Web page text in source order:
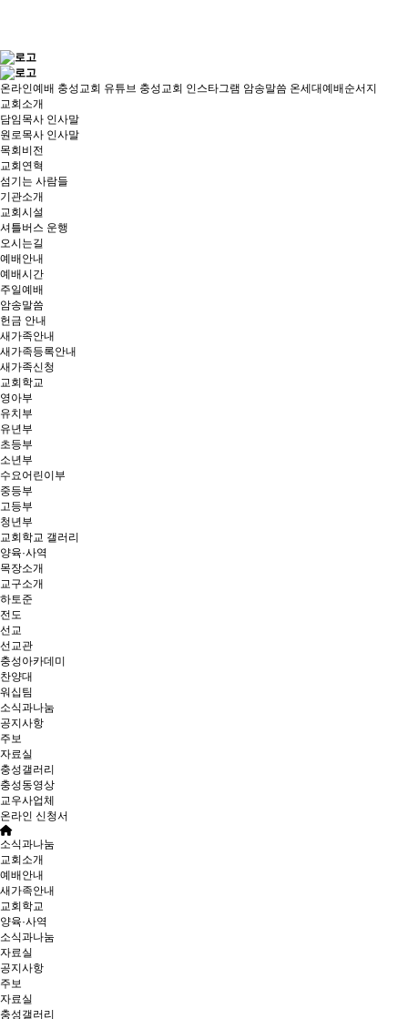
온라인예배 충성교회 유튜브 충성교회 인스타그램 암송말씀 온세대예배순서지
교회소개
담임목사 인사말
원로목사 인사말
목회비전
교회연혁
섬기는 사람들
기관소개
교회시설
셔틀버스 운행
오시는길
예배안내
예배시간
주일예배
암송말씀
헌금 안내
새가족안내
새가족등록안내
새가족신청
교회학교
영아부
유치부
유년부
초등부
소년부
수요어린이부
중등부
고등부
청년부
교회학교 갤러리
양육·사역
목장소개
교구소개
하토준
전도
선교
선교관
충성아카데미
찬양대
워십팀
소식과나눔
공지사항
주보
자료실
충성갤러리
충성동영상
교우사업체
온라인 신청서
소식과나눔
교회소개
예배안내
새가족안내
교회학교
양육·사역
소식과나눔
자료실
공지사항
주보
자료실
충성갤러리